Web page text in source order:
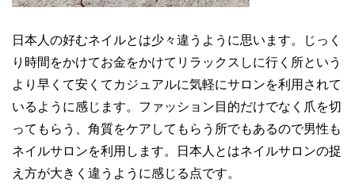
日本人の好むネイルとは少々違うように思います。じっく
り時間をかけてお金をかけてリラックスしに行く所という
より早くて安くてカジュアルに気軽にサロンを利用されて
いるように感じます。ファッション目的だけでなく爪を切
ってもらう、角質をケアしてもらう所でもあるので男性も
ネイルサロンを利用します。日本人とはネイルサロンの捉
え方が大きく違うように感じる点です。